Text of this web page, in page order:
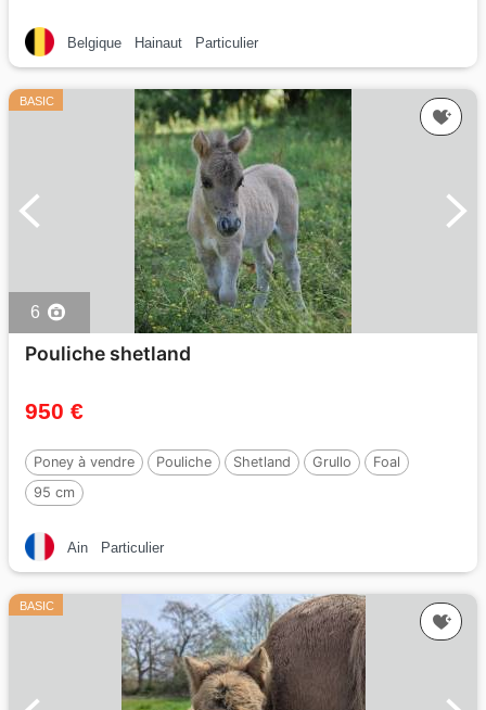
Belgique Hainaut Particulier
BASIC
6
Pouliche shetland
950 €
Poney à vendre Pouliche Shetland Grullo
Foal
95 cm
Ain Particulier
BASIC